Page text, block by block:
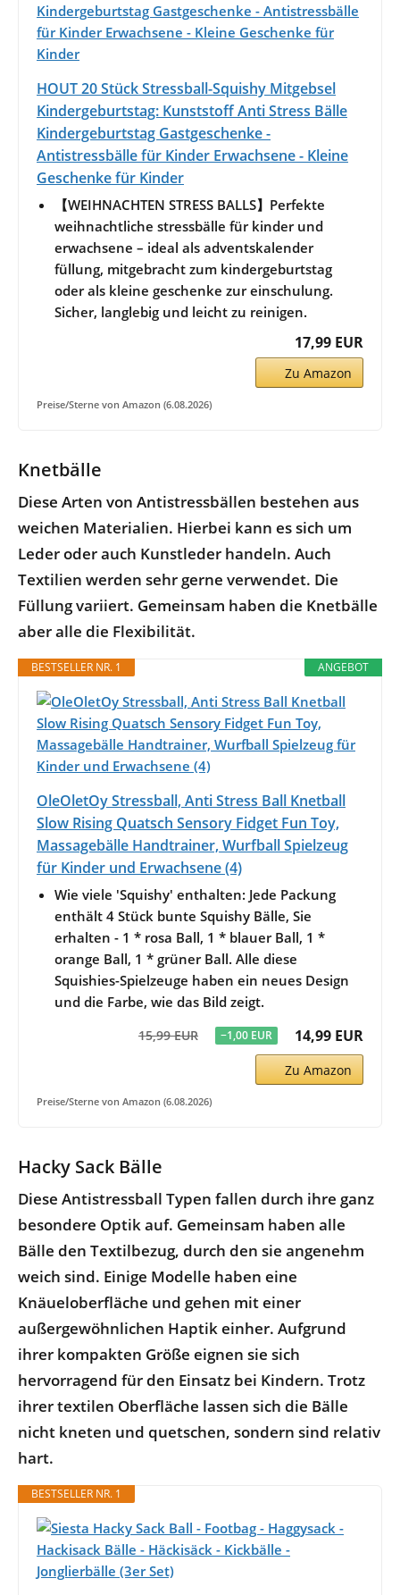
HOUT 20 Stück Stressball-Squishy Mitgebsel
Kindergeburtstag: Kunststoff Anti Stress Bälle
Kindergeburtstag Gastgeschenke -
Antistressbälle für Kinder Erwachsene - Kleine
Geschenke für Kinder
【WEIHNACHTEN STRESS BALLS】Perfekte
weihnachtliche stressbälle für kinder und
erwachsene – ideal als adventskalender
füllung, mitgebracht zum kindergeburtstag
oder als kleine geschenke zur einschulung.
Sicher, langlebig und leicht zu reinigen.
17,99 EUR
Zu Amazon
Preise/Sterne von Amazon (6.08.2026)
Knetbälle
Diese Arten von Antistressbällen bestehen aus
weichen Materialien. Hierbei kann es sich um
Leder oder auch Kunstleder handeln. Auch
Textilien werden sehr gerne verwendet. Die
Füllung variiert. Gemeinsam haben die Knetbälle
aber alle die Flexibilität.
ANGEBOT
BESTSELLER NR. 1
OleOletOy Stressball, Anti Stress Ball Knetball
Slow Rising Quatsch Sensory Fidget Fun Toy,
Massagebälle Handtrainer, Wurfball Spielzeug
für Kinder und Erwachsene (4)
Wie viele 'Squishy' enthalten: Jede Packung
enthält 4 Stück bunte Squishy Bälle, Sie
erhalten - 1 * rosa Ball, 1 * blauer Ball, 1 *
orange Ball, 1 * grüner Ball. Alle diese
Squishies-Spielzeuge haben ein neues Design
und die Farbe, wie das Bild zeigt.
15,99 EUR −1,00 EUR 14,99 EUR
Zu Amazon
Preise/Sterne von Amazon (6.08.2026)
Hacky Sack Bälle
Diese Antistressball Typen fallen durch ihre ganz
besondere Optik auf. Gemeinsam haben alle
Bälle den Textilbezug, durch den sie angenehm
weich sind. Einige Modelle haben eine
Knäueloberfläche und gehen mit einer
außergewöhnlichen Haptik einher. Aufgrund
ihrer kompakten Größe eignen sie sich
hervorragend für den Einsatz bei Kindern. Trotz
ihrer textilen Oberfläche lassen sich die Bälle
nicht kneten und quetschen, sondern sind relativ
hart.
BESTSELLER NR. 1